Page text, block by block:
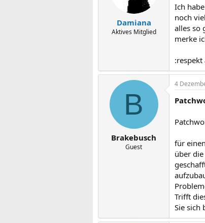
Damiana
Aktives Mitglied
Ich
noch
alles so
merke
B
Brakebusch
Guest
4
für
über
Trifft
Sie sich